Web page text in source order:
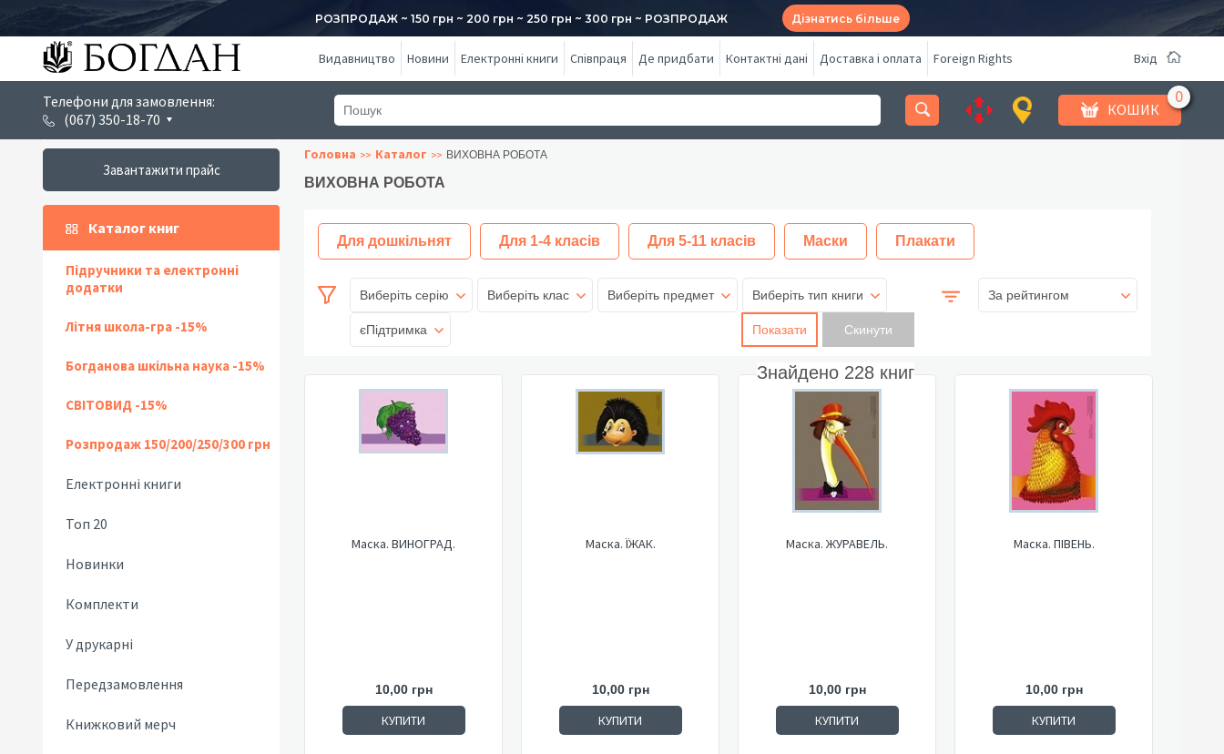
РОЗПРОДАЖ ~ 150 грн ~ 200 грн ~ 250 грн ~ 300 грн ~ РОЗПРОДАЖ Дізнатись більше
Видавництво Новини Електронні книги Співпраця Де придбати Контактні дані Доставка і оплата Foreign Rights Вхід
Телефони для замовлення:
(067) 350-18-70
КОШИК
Завантажити прайс
Каталог книг
Підручники та електронні
додатки
Літня школа-гра -15%
Богданова шкільна наука -15%
СВІТОВИД -15%
Розпродаж 150/200/250/300 грн
Електронні книги
Топ 20
Новинки
Комплекти
У друкарні
Передзамовлення
Книжковий мерч
Головна Каталог ВИХОВНА РОБОТА
ВИХОВНА РОБОТА
Для дошкільнят Для 1-4 класів Для 5-11 класів Маски Плакати
Виберіть серію Виберіть клас Виберіть предмет Виберіть тип книги
єПідтримка Показати
Знайдено 228 книг
За рейтингом
Маска. ВИНОГРАД.
10,00 грн
КУПИТИ
Маска. ЇЖАК.
10,00 грн
КУПИТИ
Маска. ЖУРАВЕЛЬ.
10,00 грн
КУПИТИ
Маска. ПІВЕНЬ.
10,00 грн
КУПИТИ